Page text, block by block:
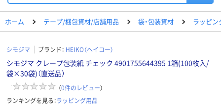
ホーム テープ/梱包資材/店舗用品 袋・包装資材 ラッピン
シモジマ ブランド： HEIKO（ヘイコー）
シモジマ クレープ包装紙 チェック 4901755644395 1箱(100枚入/
袋×30袋)（直送品）
（0件のレビュー）
ランキングを見る：ラッピング用品